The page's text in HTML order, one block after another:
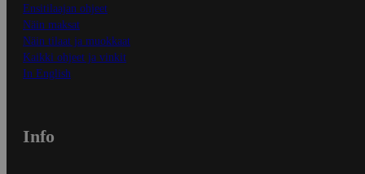
Ensitilaajan ohjeet
Näin maksat
Näin tilaat ja muokkaat
Kaikki ohjeet ja vinkit
In English
Info